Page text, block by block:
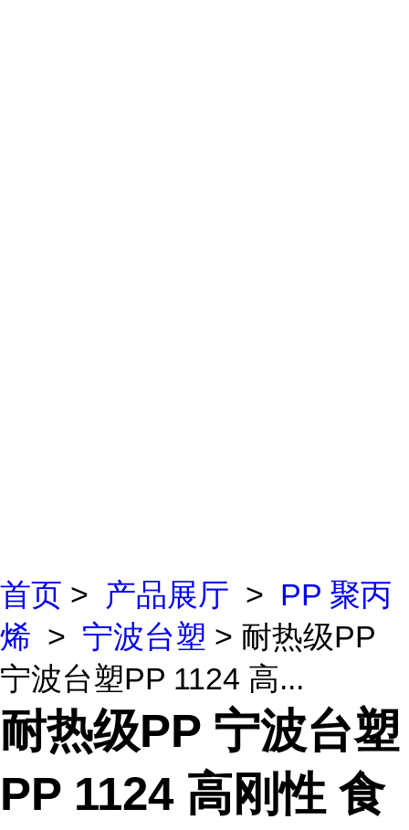
首页 > 产品展厅 > PP 聚丙
烯 > 宁波台塑 > 耐热级PP
宁波台塑PP 1124 高...
耐热级PP 宁波台塑
PP 1124 高刚性 食